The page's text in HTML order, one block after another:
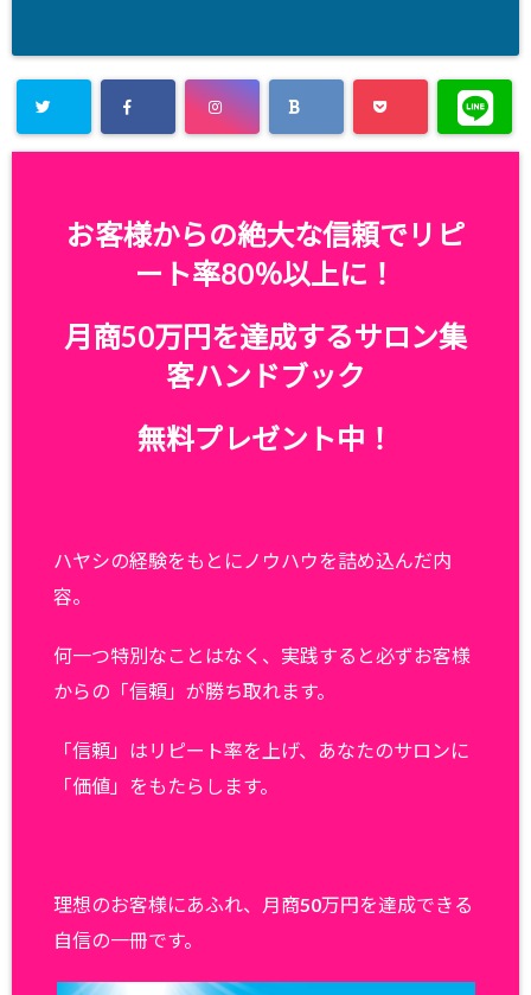
お客様からの絶大な信頼でリピ
ート率80％以上に！
月商50万円を達成するサロン集
客ハンドブック
無料プレゼント中！
ハヤシの経験をもとにノウハウを詰め込んだ内
容。
何一つ特別なことはなく、実践すると必ずお客様
からの「信頼」が勝ち取れます。
「信頼」はリピート率を上げ、あなたのサロンに
「価値」をもたらします。
理想のお客様にあふれ、月商50万円を達成できる
自信の一冊です。